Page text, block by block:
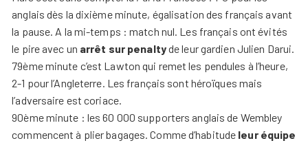
anglais dès la dixième minute, égalisation des français avant
la pause. A la mi-temps : match nul. Les français ont évités
le pire avec un arrêt sur penaltyde leur gardien Julien Darui.
79ème minute c’est Lawton qui remet les pendules à l’heure,
2-1 pour l’Angleterre. Les français sont héroïques mais
l’adversaire est coriace.
90ème minute : les 60 000 supporters anglais de Wembley
commencent à plier bagages. Comme d’habitude leur équipe